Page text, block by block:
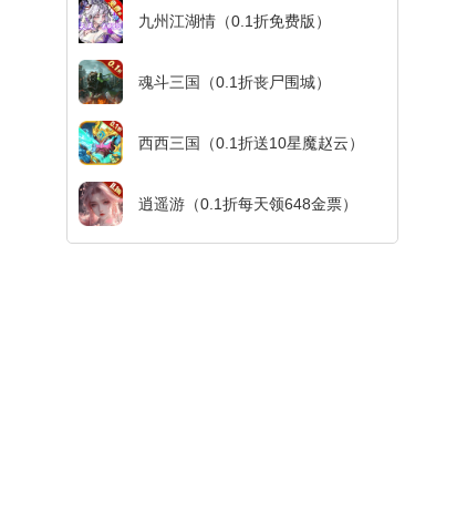
九州江湖情（0.1折免费版）
魂斗三国（0.1折丧尸围城）
西西三国（0.1折送10星魔赵云）
逍遥游（0.1折每天领648金票）